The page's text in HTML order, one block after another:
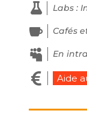
 Labs :
 Cafés
 En
 Aide